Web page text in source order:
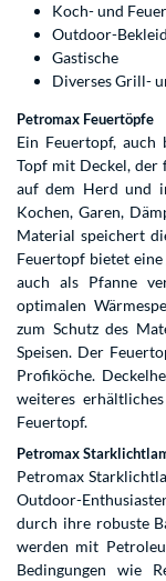
Koch- und
Outdoor-
Gastische
Diverses Grill-
Petromax Feuertöpfe
Ein Feuertopf, auch
Topf mit Deckel, der
auf dem Herd und
Kochen, Garen,
Material speichert
Feuertopf bietet
auch als Pfanne
optimalen
zum Schutz des
Speisen. Der
Profiköche.
weiteres
Feuertopf.
Petromax
Petromax
Outdoor-
durch ihre robuste
werden mit
Bedingungen wie